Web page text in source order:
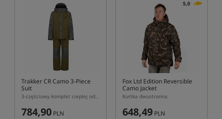
Trakker CR Camo 3-Piece
Suit
3-częściowy komplet ciepłej odzieży przeciwdeszczowej
784,90 PLN
5,0
Fox Ltd Edition Reversible
Camo Jacket
Kurtka dwustronna
648,49 PLN